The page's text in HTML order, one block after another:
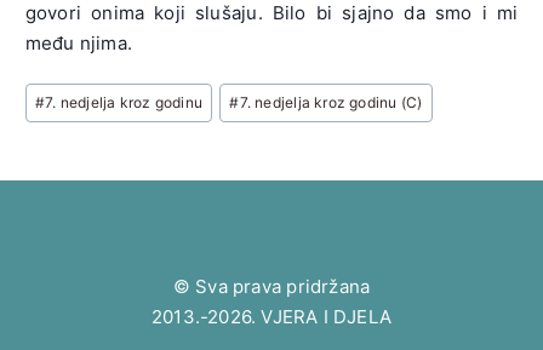
govori onima koji slušaju. Bilo bi sjajno da smo i mi
među njima.
Post
Tags:
#7. nedjelja kroz godinu #7. nedjelja kroz godinu (C)
© Sva prava pridržana
2013.-2026. VJERA I DJELA